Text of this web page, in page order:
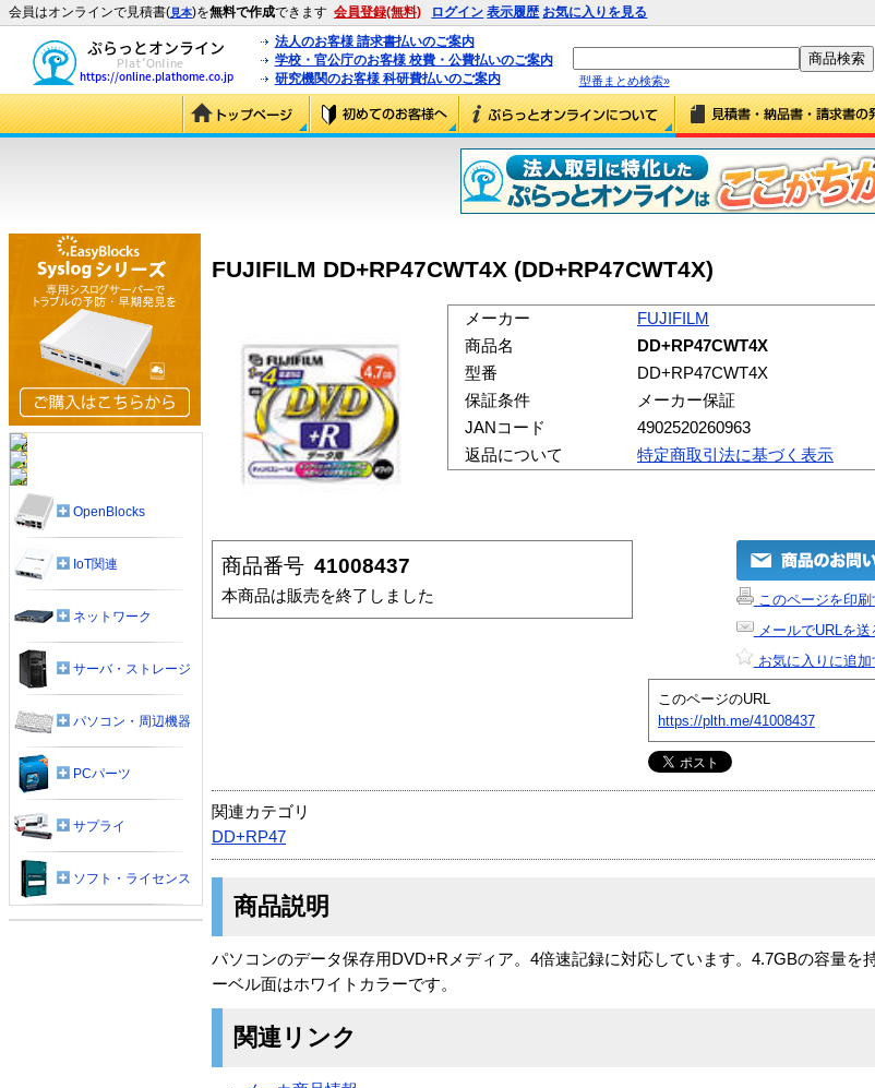
会員はオンラインで見積書(見本)を無料で作成できます 会員登録(無料) ログイン 表示履歴 お気に入りを見る
法人のお客様 請求書払いのご案内
学校・官公庁のお客様 校費・公費払いのご案内
研究機関のお客様 科研費払いのご案内
型番まとめ検索»
FUJIFILM DD+RP47CWT4X (DD+RP47CWT4X)
メーカー
FUJIFILM
商品名
DD+RP47CWT4X
型番
DD+RP47CWT4X
保証条件
メーカー保証
JANコード
4902520260963
返品について
特定商取引法に基づく表示
商品番号 41008437
本商品は販売を終了しました
このページを印刷
メールでURLを送
お気に入りに追加
このページのURL
https://plth.me/41008437
関連カテゴリ
DD+RP47
商品説明
パソコンのデータ保存用DVD+Rメディア。4倍速記録に対応しています。4.7GBの容量を
ーベル面はホワイトカラーです。
関連リンク
OpenBlocks
IoT関連
ネットワーク
サーバ・ストレージ
パソコン・周辺機器
PCパーツ
サプライ
ソフト・ライセンス